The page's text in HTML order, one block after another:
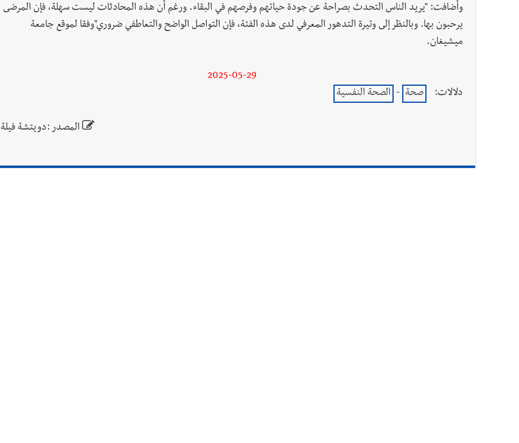
وأضافت: "يريد الناس التحدث بصراحة عن جودة حياتهم وفرصهم في البقاء. ورغم أن هذه المحادثات ليست سهلة، فإن المرضى
يرحبون بها. وبالنظر إلى وتيرة التدهور المعرفي لدى هذه الفئة، فإن التواصل الواضح والتعاطفي ضروري"وفقا لموقع جامعة
ميشيغان.
2025-05-29
دلالات:
صحة - الصحة النفسية
المصدر :دويتشة فيلة